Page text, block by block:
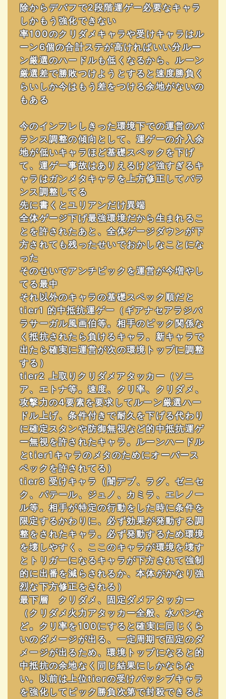
除からデバフで2段階運ゲー必要なキャラ
しかもう強化できない
率100のクリダメキャラや受けキャラはル
ーン6個の合計ステが高ければいい分ルー
ン厳選のハードルも低くなるから、ルーン
厳選差で勝敗つけようとすると速度勝負く
らいしか今はもう差をつける余地がないの
もある
今のインフレしきった環境下での運営のバ
ランス調整の傾向として、運ゲーの介入余
地が低いキャラほど基礎スペックを下げ
て、運ゲー事故はありえるけど強すぎるキ
ャラはガンメタキャラを上方修正してバラ
ンス調整してる
先に書くとユリアンだけ異端
全体ゲージ下げ最強環境だから生まれるこ
とを許されたあと、全体ゲージダウンが下
方されても残ったせいでおかしなことにな
った
そのせいでアンチピックを運営が今増やし
てる最中
それ以外のキャラの基礎スペック順だと
tier1 的中抵抗運ゲー（ギアナセアラジバ
ラサーガル風画伯等。相手のピック関係な
く抵抗されたら負けるキャラ。新キャラで
出たら確実に運営が次の環境トップに調整
する）
tier2 上取りクリダメアタッカー（ソニ
ア、エトナ等。速度、クリ率、クリダメ、
攻撃力の4要素を要求してルーン厳選ハー
ドル上げ、条件付きで耐久を下げる代わり
に確定スタンや防御無視など的中抵抗運ゲ
ー無視を許されたキャラ。ルーンハードル
とtier1キャラのメタのためにオーバース
ペックを許されてる）
tier3 受けキャラ（闇デブ、ラグ、ゼニセ
ク、パテール、ジュノ、カミラ、エレノー
ル等。相手が特定の行動をした時に条件を
限定するかわりに、必ず効果が発動する調
整をされたキャラ。必ず発動するため環境
を壊しやすく、ここのキャラが環境を壊す
とトリガーになるキャラが下方されて強制
的に出番を減らされるか、本体がかなり強
烈な下方修正をされる）
最下層 クリダメ、固定ダメアタッカー
（クリダメ火力アタッカー全般、水パンな
ど。クリ率を100にすると確実に同じくら
いのダメージが出る、一定周期で固定のダ
メージが出るため、環境トップになると的
中抵抗の余地なく同じ結果にしかならな
い。以前は上位tierの受けパッシブキャラ
を強化してピック勝負次第で封殺できるよ